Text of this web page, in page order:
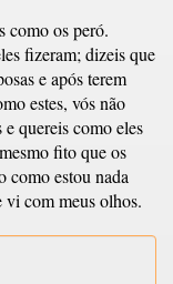
como os peró.
fizeram; dizeis que
e após terem
estes, vós não
quereis como eles
fito que os
como estou nada
vi com meus olhos.